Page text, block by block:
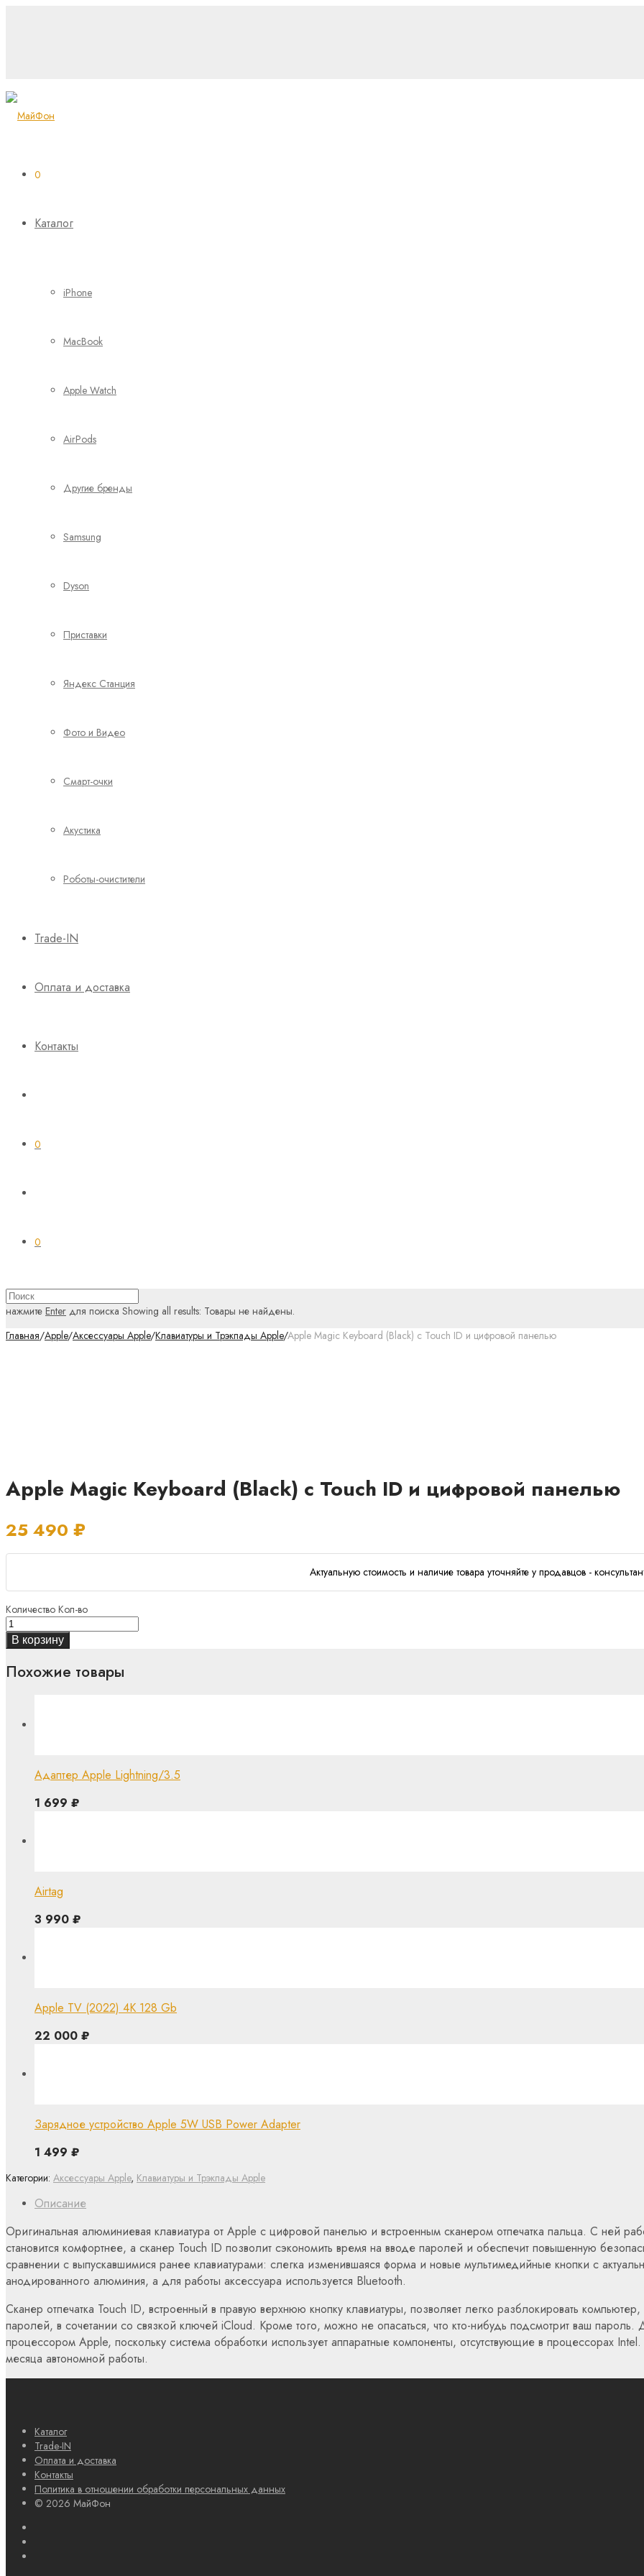
0
Каталог
iPhone
MacBook
Apple Watch
AirPods
Другие бренды
Samsung
Dyson
Приставки
Яндекс Станция
Фото и Видео
Смарт-очки
Акустика
Роботы-очистители
Trade-IN
Оплата и доставка
Контакты
0
0
нажмите Enter для поиска Showing all results: Товары не найдены.
Главная/Apple/Аксессуары Apple/Клавиатуры и Трэкпады Apple/Apple Magic Keyboard (Black) с Touch ID и цифровой панелью
Apple Magic Keyboard (Black) с Touch ID и цифровой панелью
25 490 ₽
Актуальную стоимость и наличие товара уточняйте у продавцов -
Количество Кол-во
В корзину
Описание
Оригинальная алюминиевая клавиатура от Apple с цифровой панелью и встроенным сканером отпечатка пальца. С ней
становится комфортнее, а сканер Touch ID позволит сэкономить время на вводе паролей и обеспечит повышенную
сравнении с выпускавшимися ранее клавиатурами: слегка изменившаяся форма и новые мультимедийные кнопки с
анодированного алюминия, а для работы аксессуара используется Bluetooth.
Сканер отпечатка Touch ID, встроенный в правую верхнюю кнопку клавиатуры, позволяет легко разблокировать
паролей, в сочетании со связкой ключей iCloud. Кроме того, можно не опасаться, что кто-нибудь подсмотрит ваш пароль.
процессором Apple, поскольку система обработки использует аппаратные компоненты, отсутствующие в процессорах
месяца автономной работы.
Категории: Аксессуары Apple, Клавиатуры и Трэкпады Apple
Похожие товары
Адаптер Apple Lightning/3.5
1 699 ₽
Airtag
3 990 ₽
Apple TV (2022) 4K 128 Gb
22 000 ₽
Зарядное устройство Apple 5W USB Power Adapter
1 499 ₽
Каталог
Trade-IN
Оплата и доставка
Контакты
Политика в отношении обработки персональных данных
© 2026 МайФон